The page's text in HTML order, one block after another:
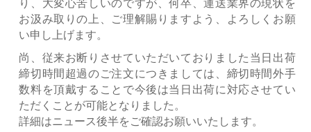
り、大変心苦しいのですが、何卒、運送業界の現状を
お汲み取りの上、ご理解賜りますよう、よろしくお願
い申し上げます。
尚、従来お断りさせていただいておりました当日出荷
締切時間超過のご注文につきましては、締切時間外手
数料を頂戴することで今後は当日出荷に対応させてい
ただくことが可能となりました。
詳細はニュース後半をご確認お願いいたします。